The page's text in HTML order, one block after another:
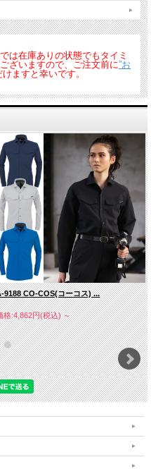
は在庫ありの状態でもタイミ
ざいますので、ご注文前に”お
ますと幸いです。
9188 CO-COS(コーコス) ...
格:4,862円(税込)～